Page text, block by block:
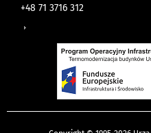
+48 71 3716 312